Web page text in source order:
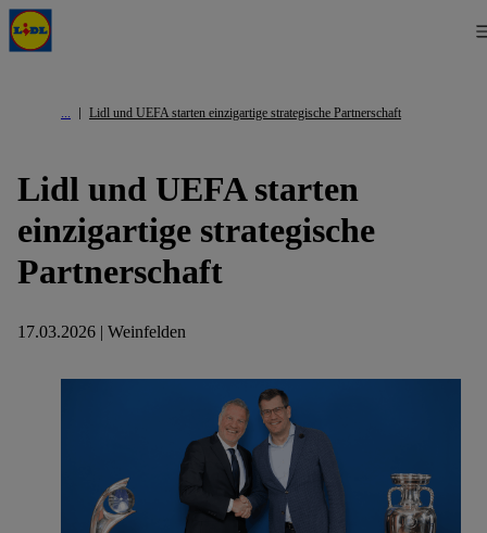
Lidl und UEFA starten einzigartige strategische Partnerschaft
Lidl und UEFA starten
einzigartige strategische
Partnerschaft
17.03.2026 | Weinfelden